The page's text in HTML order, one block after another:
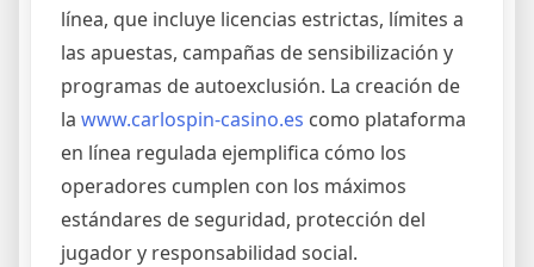
línea, que incluye licencias estrictas, límites a
las apuestas, campañas de sensibilización y
programas de autoexclusión. La creación de
la www.carlospin-casino.es como plataforma
en línea regulada ejemplifica cómo los
operadores cumplen con los máximos
estándares de seguridad, protección del
jugador y responsabilidad social.